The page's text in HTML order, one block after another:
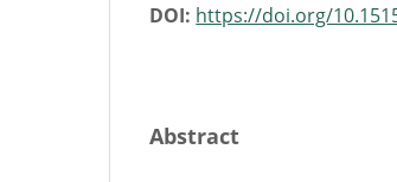
DOI: https://doi.org/
Abstract